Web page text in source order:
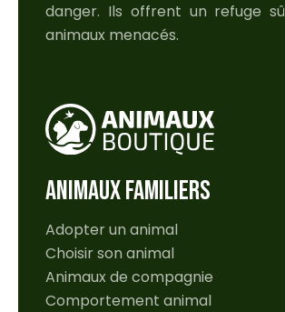
danger. Ils offrent un refuge
animaux menacés.
ANIMAUX FAMILIERS
Adopter un animal
Choisir son animal
Animaux de compagnie
Comportement animal